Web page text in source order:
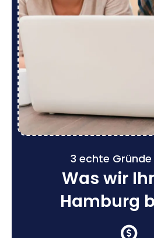
3 echte
Was wir
Hamburg